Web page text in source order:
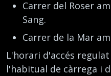
Carrer del Roser
Sang.
Carrer de la Mar
L'horari d'accés
l'habitual de càrrega i